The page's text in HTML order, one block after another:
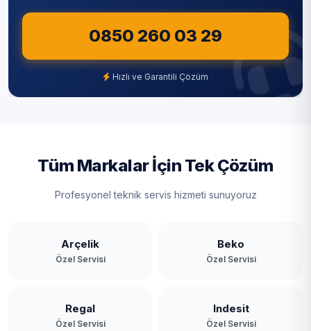
Selçuk
0850 260 03 29
Hızlı ve Garantili Çözüm
Tüm Markalar İçin Tek Çözüm
Profesyonel teknik servis hizmeti sunuyoruz
Arçelik
Özel Servisi
Beko
Özel Servisi
Regal
Özel Servisi
Indesit
Özel Servisi